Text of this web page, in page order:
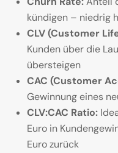
kündigen – niedrig
CLV (Customer
Kunden über die
übersteigen
CAC (Customer
Gewinnung eines
CLV:CAC Ratio:
Euro in
Euro zurück